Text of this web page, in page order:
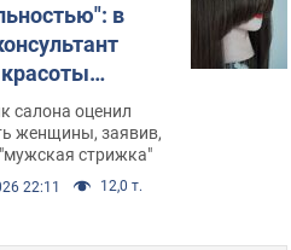
в
женщину
скандал.
салона оценил
женщины, заявив,
стрижка"
22:11 12,0 т.